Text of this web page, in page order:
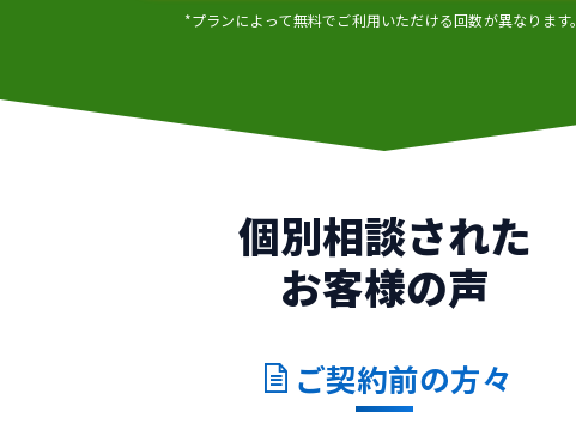
*プランによって無料でご利用いただける回数が異なります。
個別相談された
お客様の声
ご契約前の方々